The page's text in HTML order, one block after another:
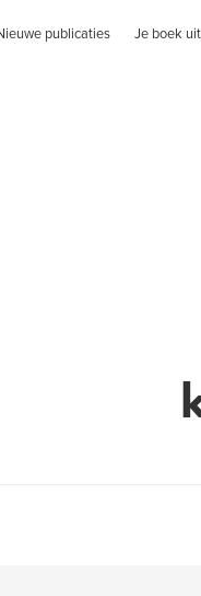
publicaties Je boek